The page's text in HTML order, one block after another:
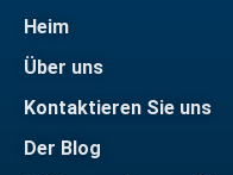
Heim
Über uns
Kontaktieren Sie uns
Der Blog